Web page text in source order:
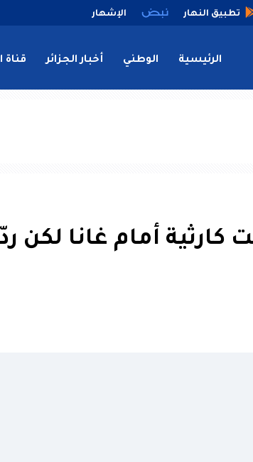
تطبيق النهار الإشهار
الرئيسية الوطني أخبار الجزائر قناة
كارثية أمام غانا لكن